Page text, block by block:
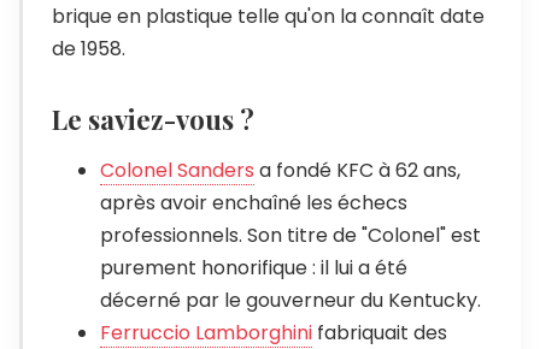
brique en plastique telle qu'on la connaît date
de 1958.
Le saviez-vous ?
Colonel Sanders a fondé KFC à 62 ans,
après avoir enchaîné les échecs
professionnels. Son titre de "Colonel" est
purement honorifique : il lui a été
décerné par le gouverneur du Kentucky.
Ferruccio Lamborghini fabriquait des